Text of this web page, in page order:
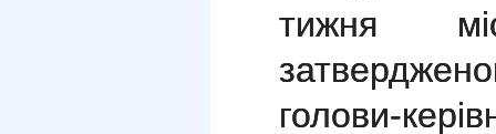
тижня
голови-